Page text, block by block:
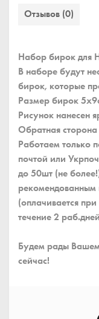
Отзывов (0)
Набор бирок для
В наборе будут
бирок, которые
Размер бирок
Рисунок нанесен
Обратная
Работаем только
почтой или
до 50шт (не
рекомендованным
(оплачивается
течение 2
Будем рады
сейчас!